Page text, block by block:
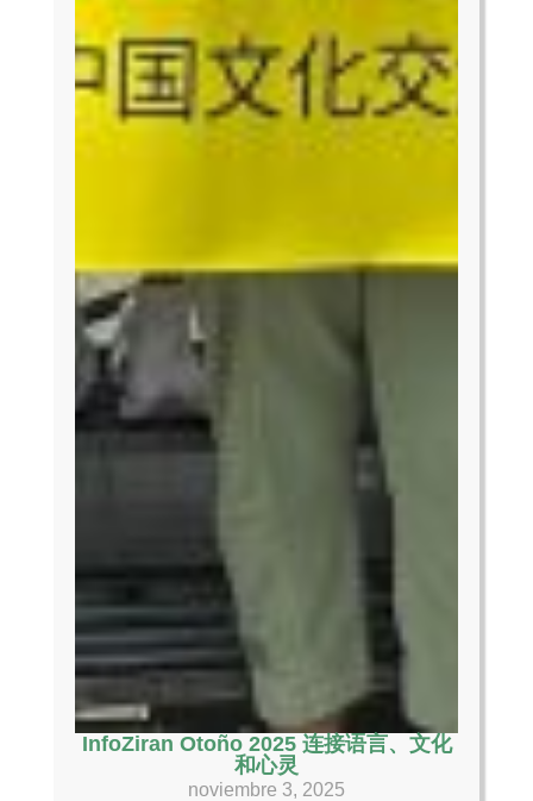
InfoZiran Otoño 2025 连接语言、文化
和心灵
noviembre 3, 2025